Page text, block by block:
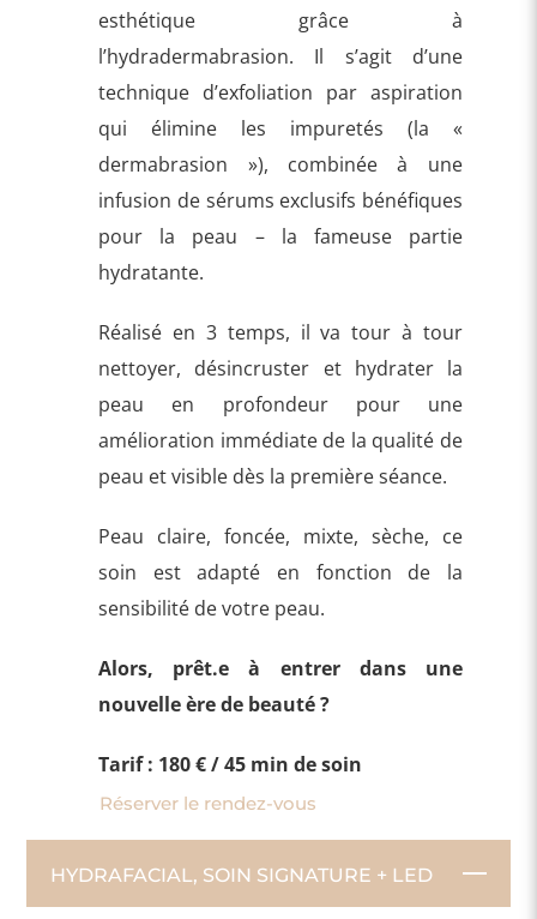
esthétique grâce à
l’hydradermabrasion. Il s’agit d’une
technique d’exfoliation par aspiration
qui élimine les impuretés (la «
dermabrasion »), combinée à une
infusion de sérums exclusifs bénéfiques
pour la peau – la fameuse partie
hydratante.
Réalisé en 3 temps, il va tour à tour
nettoyer, désincruster et hydrater la
peau en profondeur pour une
amélioration immédiate de la qualité de
peau et visible dès la première séance.
Peau claire, foncée, mixte, sèche, ce
soin est adapté en fonction de la
sensibilité de votre peau.
Alors, prêt.e à entrer dans une
nouvelle ère de beauté ?
Tarif : 180 € / 45 min de soin
Réserver le rendez-vous
HYDRAFACIAL, SOIN SIGNATURE + LED